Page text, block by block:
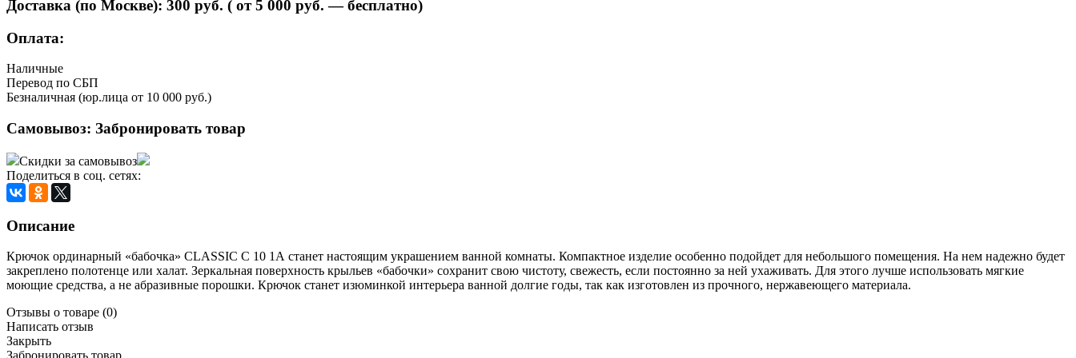
Доставка (по Москве): 300 руб. ( от 5 000 руб. — бесплатно)
Оплата:
Наличные
Перевод по СБП
Безналичная (юр.лица от 10 000 руб.)
Самовывоз: Забронировать товар
Скидки за самовывоз
Поделиться в соц. сетях:
Описание
Крючок ординарный «бабочка» CLASSIC С 10 1А станет настоящим украшением ванной комнаты. Компактное изделие особенно подойдет для небольшого помещения. На нем надежно будет
закреплено полотенце или халат. Зеркальная поверхность крыльев «бабочки» сохранит свою чистоту, свежесть, если постоянно за ней ухаживать. Для этого лучше использовать мягкие
моющие средства, а не абразивные порошки. Крючок станет изюминкой интерьера ванной долгие годы, так как изготовлен из прочного, нержавеющего материала.
Отзывы о товаре (0)
Написать отзыв
Закрыть